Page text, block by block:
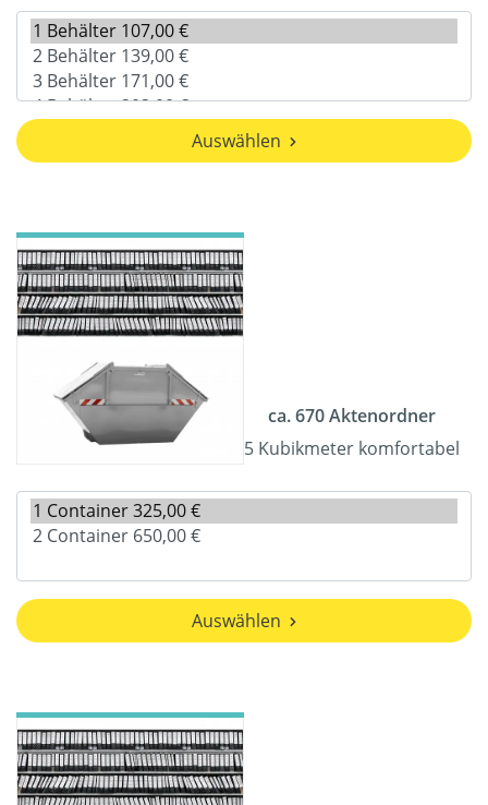
Auswählen
ca. 670 Aktenordner
5 Kubikmeter komfortabel
Auswählen